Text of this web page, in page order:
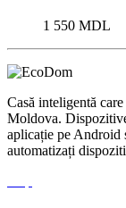
1 550 MDL
Casă inteligentă
Moldova.
aplicație pe Android
automatizați